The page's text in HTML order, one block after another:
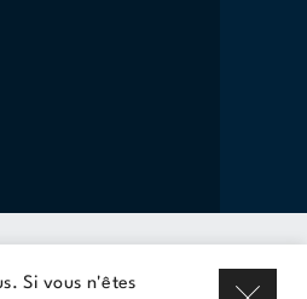
Si vous n'êtesLouer un espace